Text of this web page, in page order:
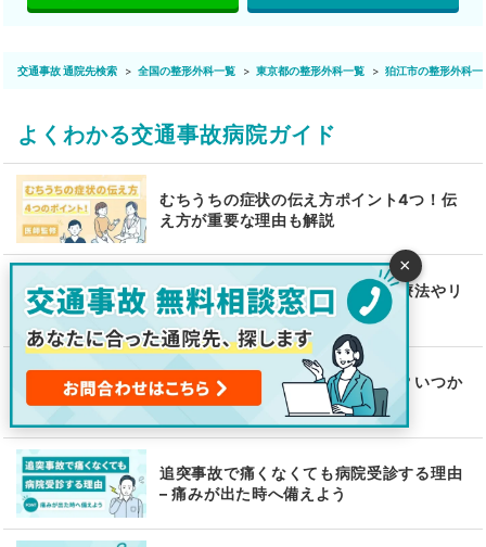
交通事故 通院先検索 全国の整形外科一覧 東京都の整形外科一覧 狛江市の整形外科一
よくわかる交通事故病院ガイド
むちうちの症状の伝え方ポイント4つ！伝
え方が重要な理由も解説
腰椎捻挫とは？原因から症状、治療法やリ
ハビリも解説！
むちうちで整骨院に通院していい？いつか
ら通えるかや施術も解説！
追突事故で痛くなくても病院受診する理由
– 痛みが出た時へ備えよう
×